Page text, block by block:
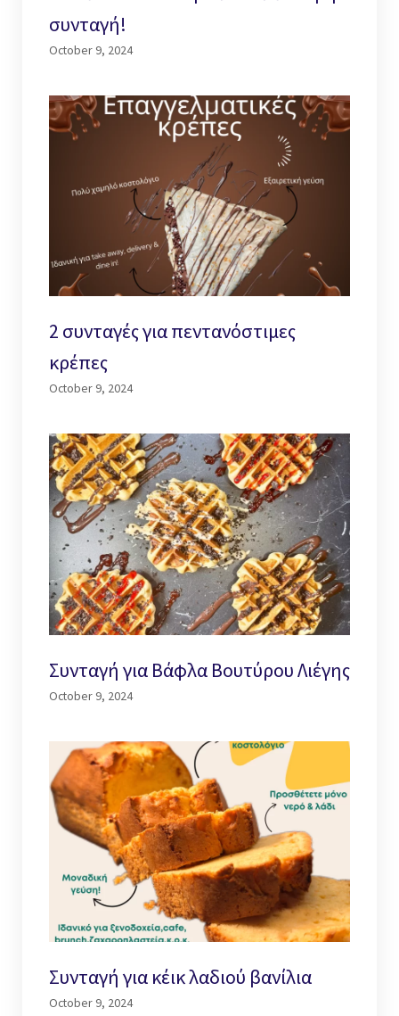
συνταγή!
October 9, 2024
2 συνταγές για πεντανόστιμες
κρέπες
October 9, 2024
Συνταγή για Βάφλα Βουτύρου Λιέγης
October 9, 2024
Συνταγή για κέικ λαδιού βανίλια
October 9, 2024